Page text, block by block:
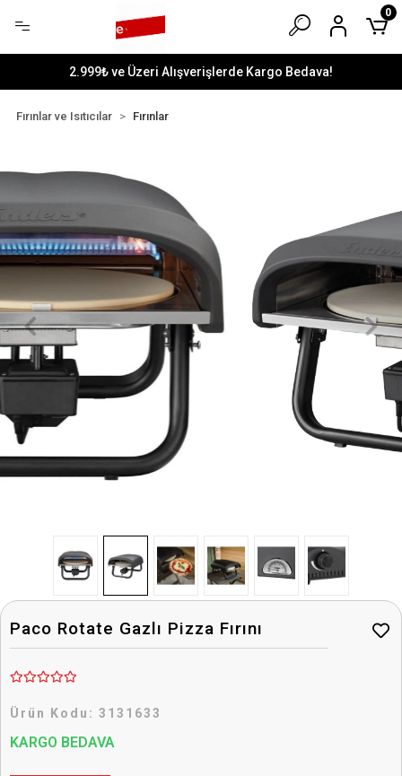
2.999₺ ve Üzeri Alışverişlerde Kargo Bedava!
0
Fırınlar ve Isıtıcılar Fırınlar
Paco Rotate Gazlı Pizza Fırını
Ürün Kodu: 3131633
KARGO BEDAVA